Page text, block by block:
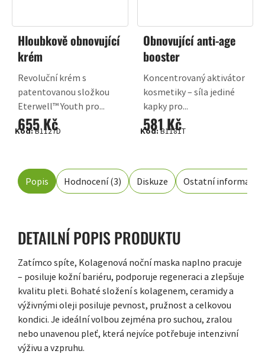
Hloubkově obnovující
krém
655 Kč
Revoluční krém s
patentovanou složkou
Eterwell™ Youth pro...
Kód:B1127D
Obnovující anti-age
booster
581 Kč
Koncentrovaný aktivátor
kosmetiky – síla jediné
kapky pro...
Kód:B1181T
Popis Hodnocení (3) Diskuze Ostatní informace
DETAILNÍ POPIS PRODUKTU
Zatímco spíte, Kolagenová noční maska naplno pracuje
– posiluje kožní bariéru, podporuje regeneraci a zlepšuje
kvalitu pleti. Bohaté složení s kolagenem, ceramidy a
výživnými oleji posiluje pevnost, pružnost a celkovou
kondici. Je ideální volbou zejména pro suchou, zralou
nebo unavenou pleť, která nejvíce potřebuje intenzivní
výživu a vzpruhu.